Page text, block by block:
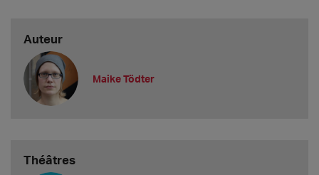
Auteur
Maike Tödter
Théâtres